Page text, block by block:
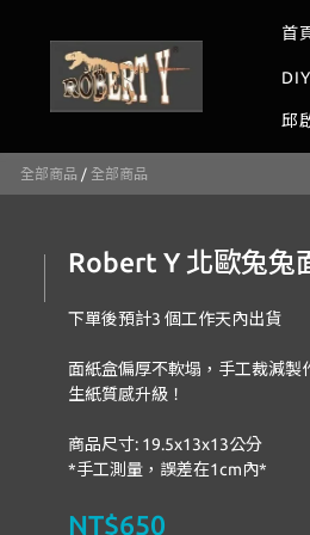
首
邱
全部商品 / 全部商品
Robert Y 北歐兔兔
下單後預計3 個工作天內出貨
面紙盒偏厚不軟塌，手工裁減
生紙質感升級！
商品尺寸: 19.5x13x13公分
*手工測量，誤差在1cm內*
NT$650